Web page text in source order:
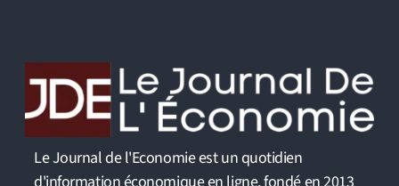
Le Journal de l'Economie est un quotidien